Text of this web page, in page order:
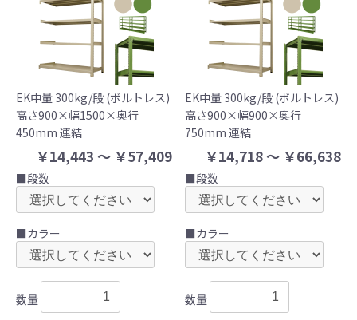
EK中量 300kg/段 (ボルトレス)
高さ900×幅1500×奥行
450mm 連結
￥14,443 ～ ￥57,409
■段数
■カラー
数量
EK中量 300kg/段 (ボルトレス)
高さ900×幅900×奥行
750mm 連結
￥14,718 ～ ￥66,638
■段数
■カラー
数量